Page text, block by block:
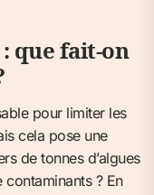
que fait-on
pour limiter les
cela pose une
de tonnes d’algues
? En